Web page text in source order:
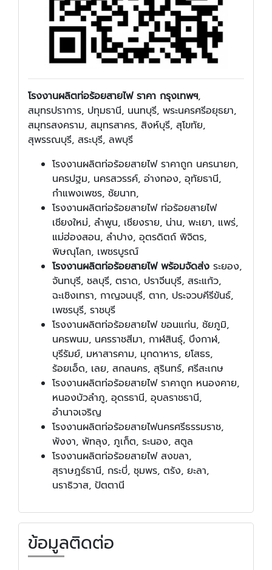
โรงงานผลิตท่อร้อยสายไฟ ราคา กรุงเทพฯ,
สมุทรปราการ, ปทุมธานี, นนทบุรี, พระนครศรีอยุธยา,
สมุทรสงคราม, สมุทรสาคร, สิงห์บุรี, สุโขทัย,
สุพรรณบุรี, สระบุรี, ลพบุรี
โรงงานผลิตท่อร้อยสายไฟ ราคาถูก นครนายก,
นครปฐม, นครสวรรค์, อ่างทอง, อุทัยธานี,
กำแพงเพชร, ชัยนาท,
โรงงานผลิตท่อร้อยสายไฟ ท่อร้อยสายไฟ
เชียงใหม่, ลำพูน, เชียงราย, น่าน, พะเยา, แพร่,
แม่ฮ่องสอน, ลำปาง, อุตรดิตถ์ พิจิตร,
พิษณุโลก, เพชรบูรณ์
โรงงานผลิตท่อร้อยสายไฟ พร้อมจัดส่ง ระยอง,
จันทบุรี, ชลบุรี, ตราด, ปราจีนบุรี, สระแก้ว,
ฉะเชิงเทรา, กาญจนบุรี, ตาก, ประจวบคีรีขันธ์,
เพชรบุรี, ราชบุรี
โรงงานผลิตท่อร้อยสายไฟ ขอนแก่น, ชัยภูมิ,
นครพนม, นครราชสีมา, กาฬสินธุ์, บึงกาฬ,
บุรีรัมย์, มหาสารคาม, มุกดาหาร, ยโสธร,
ร้อยเอ็ด, เลย, สกลนคร, สุรินทร์, ศรีสะเกษ
โรงงานผลิตท่อร้อยสายไฟ ราคาถูก หนองคาย,
หนองบัวลำภู, อุดรธานี, อุบลราชธานี,
อำนาจเจริญ
โรงงานผลิตท่อร้อยสายไฟนครศรีธรรมราช,
พังงา, พัทลุง, ภูเก็ต, ระนอง, สตูล
โรงงานผลิตท่อร้อยสายไฟ สงขลา,
สุราษฎร์ธานี, กระบี่, ชุมพร, ตรัง, ยะลา,
นราธิวาส, ปัตตานี
ข้อมูลติดต่อ